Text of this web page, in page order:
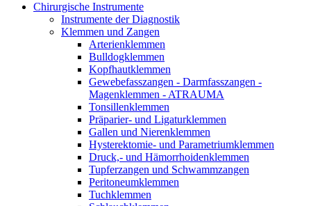
Chirurgische Instrumente
Instrumente der Diagnostik
Klemmen und Zangen
Arterienklemmen
Bulldogklemmen
Kopfhautklemmen
Gewebefasszangen - Darmfasszangen -
Magenklemmen - ATRAUMA
Tonsillenklemmen
Präparier- und Ligaturklemmen
Gallen und Nierenklemmen
Hysterektomie- und Parametriumklemmen
Druck,- und Hämorrhoidenklemmen
Tupferzangen und Schwammzangen
Peritoneumklemmen
Tuchklemmen